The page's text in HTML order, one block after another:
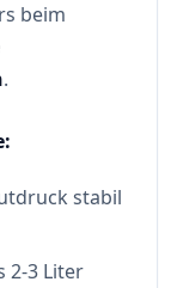
beim
.
stabil
2-3 Liter